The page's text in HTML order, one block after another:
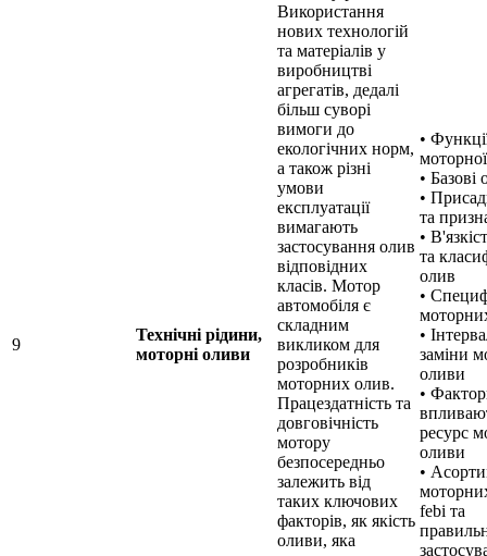
9
Технічні рідини,
моторні оливи
Використання
нових технологій
та матеріалів у
виробництві
агрегатів, дедалі
більш суворі
вимоги до
екологічних норм,
а також різні
умови
експлуатації
вимагають
застосування олив
відповідних
класів. Мотор
автомобіля є
складним
викликом для
розробників
моторних олив.
Працездатність та
довговічність
мотору
безпосередньо
залежить від
таких ключових
факторів, як якість
оливи, яка
•
• Базові
•
та
•
та
олив
•
•
заміни
оливи
•
ресурс
оливи
•
febi та